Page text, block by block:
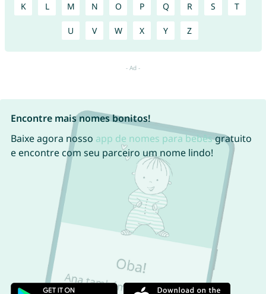
K L M N O P Q R S T
U V W X Y Z
Encontre mais nomes bonitos!
Baixe agora nosso app de nomes para bebêsgratuito
e encontre com seu parceiro um nome lindo!